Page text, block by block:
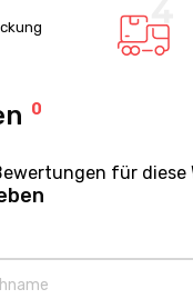
0
für diese